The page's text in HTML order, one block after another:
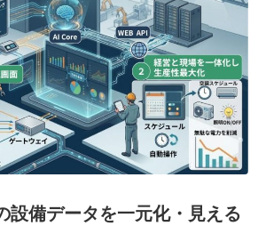
設備データを一元化・見える